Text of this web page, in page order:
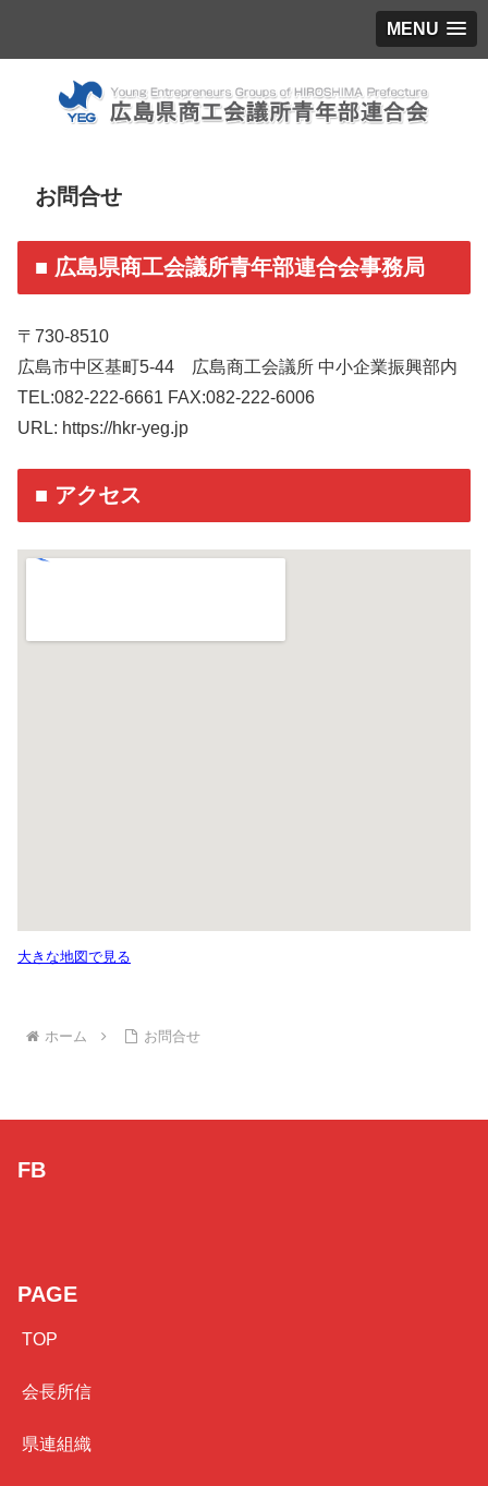
MENU
お問合せ
■ 広島県商工会議所青年部連合会事務局
〒730-8510
広島市中区基町5-44 広島商工会議所 中小企業振興部内
TEL:082-222-6661 FAX:082-222-6006
URL: https://hkr-yeg.jp
■ アクセス
大きな地図で見る
ホーム お問合せ
FB
PAGE
TOP
会長所信
県連組織